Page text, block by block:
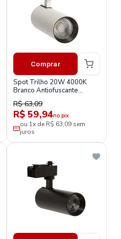
Comprar
Spot Trilho 20W 4000K
Branco Antiofuscante
Stb203542
R$ 63,09
R$ 59,94no pix
ou 1x de R$ 63,09 sem
juros